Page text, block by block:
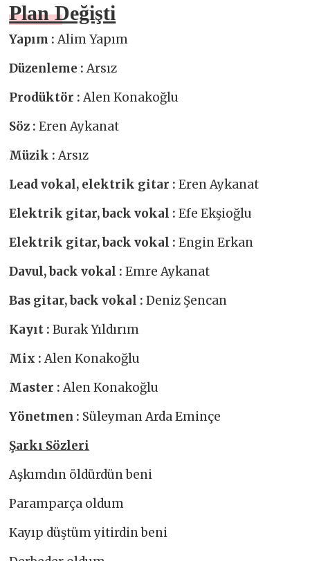
Plan Değişti
Yapım : Alim Yapım
Düzenleme : Arsız
Prodüktör : Alen Konakoğlu
Söz : Eren Aykanat
Müzik : Arsız
Lead vokal, elektrik gitar : Eren Aykanat
Elektrik gitar, back vokal : Efe Ekşioğlu
Elektrik gitar, back vokal : Engin Erkan
Davul, back vokal : Emre Aykanat
Bas gitar, back vokal : Deniz Şencan
Kayıt : Burak Yıldırım
Mix : Alen Konakoğlu
Master : Alen Konakoğlu
Yönetmen : Süleyman Arda Eminçe
Şarkı Sözleri
Aşkımdın öldürdün beni
Paramparça oldum
Kayıp düştüm yitirdin beni